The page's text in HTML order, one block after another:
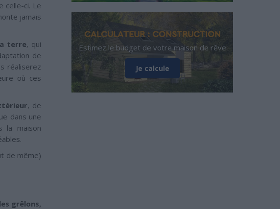
celle-ci. Le
jamais
terre, qui
de
réaliserez
où ces
, de
dans une
la maison
de même)
grêlons,
CALCULATEUR : CONSTRUCTION
Estimez le budget de votre maison de rêve
Je calcule